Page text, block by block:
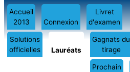
Accueil
2013
Connexion
Livret
d'examen
Solutions
officielles
Lauréats
Gagnats du
tirage
Prochain